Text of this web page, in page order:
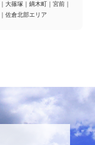
｜ 大篠塚 ｜ 鏑木町 ｜ 宮前 ｜
｜ 佐倉北部エリア